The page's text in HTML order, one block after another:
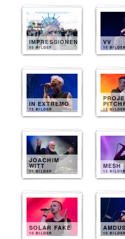
IMPRESSIONEN
50 BILDER
VV
15 BILDER
IN EXTREMO
15 BILDER 13 BILDER
JOACHIM
WITT
13 BILDER
MESH
12 BILDER
SOLAR FAKE
10 BILDER 10 BILDER